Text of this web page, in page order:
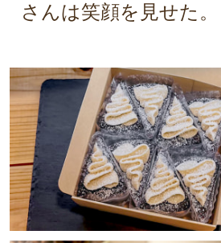
さんは笑顔を見せた。